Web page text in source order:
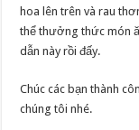
hoa lên trên và rau
thể thưởng thức món
dẫn này rồi đấy.
Chúc các bạn thành
chúng tôi nhé.